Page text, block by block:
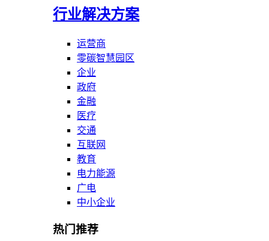
行业解决方案
运营商
零碳智慧园区
企业
政府
金融
医疗
交通
互联网
教育
电力能源
广电
中小企业
热门推荐